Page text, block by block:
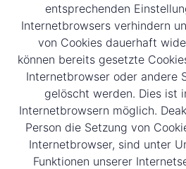
entsprechenden
Internetbrowsers verhindern
von Cookies dauerhaft
können bereits gesetzte
Internetbrowser oder andere
gelöscht werden. Dies ist
Internetbrowsern möglich.
Person die Setzung von
Internetbrowser, sind unter
Funktionen unserer